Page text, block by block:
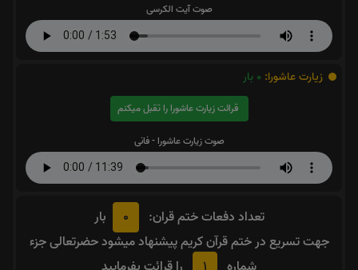
صوت آیت الکرسی
زیارت عاشورا: 0 بار
قرائت زیارت عاشورا را تقبل میکنم
صوت زیارت عاشورا - فانی
تعداد دفعات ختم قران: 0
بار
جهت تسریع در ختم قرآن کریم پیشنهاد میشود حضرتعالی جزء